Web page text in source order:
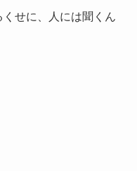
せに、人には聞くん